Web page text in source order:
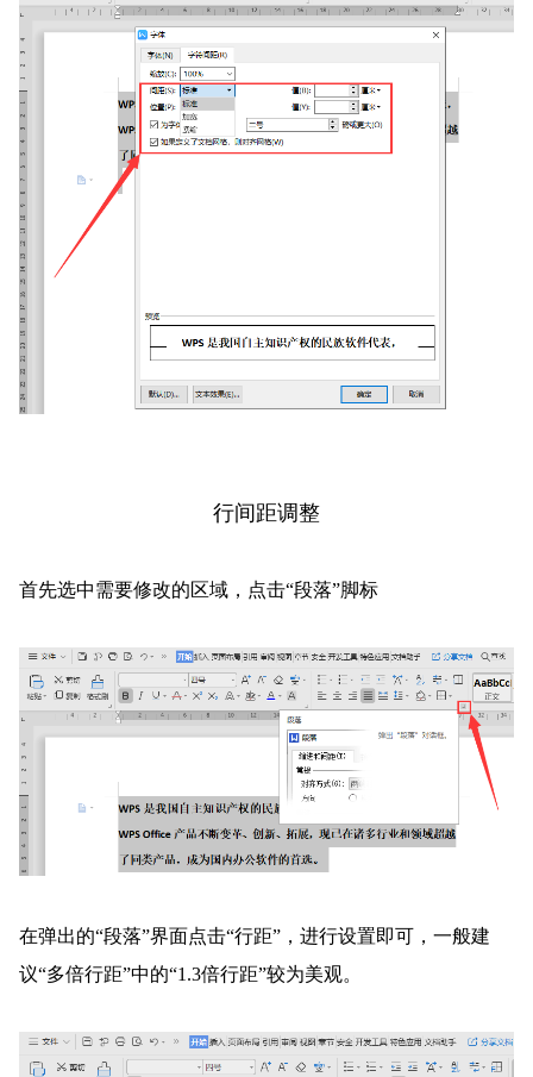
行间距调整
首先选中需要修改的区域，点击“段落”脚标
在弹出的“段落”界面点击“行距”，进行设置即可，一般建
议“多倍行距”中的“1.3倍行距”较为美观。